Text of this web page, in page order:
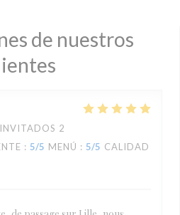
de nuestros
2
: 5/5 MENÚ : 5/5 CALIDAD